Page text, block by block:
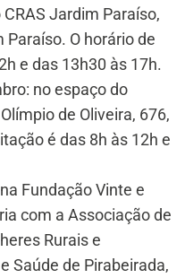
Jardim Paraíso,
Paraíso. O horário de
e das 13h30 às 17h.
no espaço do
de Oliveira, 676,
é das 8h às 12h e
Fundação Vinte e
com a Associação de
Rurais e
Saúde de Pirabeirada,